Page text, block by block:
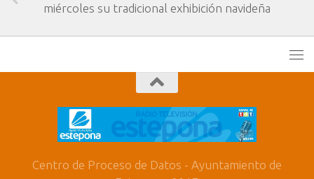
miércoles su tradicional exhibición navideña
Centro de Proceso de Datos - Ayuntamiento de